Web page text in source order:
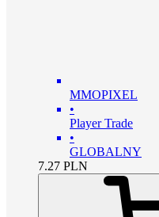
MMOPIXEL
•
Player Trade
•
GLOBALNY
7.27 PLN